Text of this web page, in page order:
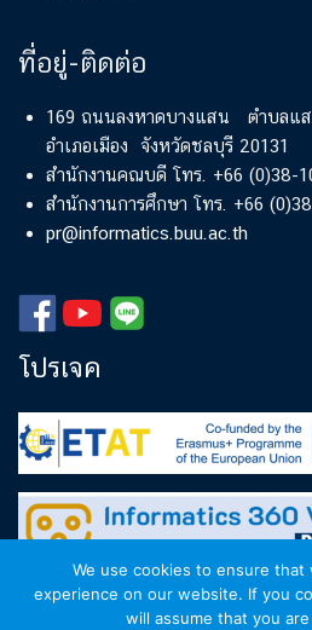
ที่อยู่-ติดต่อ
169 ถนนลงหาดบางแสน ตำบลแ
อำเภอเมือง จังหวัดชลบุรี 20131
สำนักงานคณบดี โทร. +66 (0)38-
สำนักงานการศึกษา โทร. +66
pr@informatics.buu.ac.th
โปรเจค
We use cookies to ensure
experience on our website. If you
will assume that you